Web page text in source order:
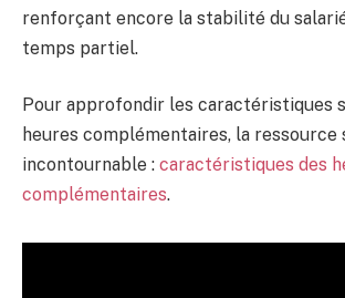
renforçant encore la stabilité du
temps partiel.
Pour approfondir les caractéristiques
heures complémentaires, la ressource
incontournable : caractéristiques des
complémentaires.